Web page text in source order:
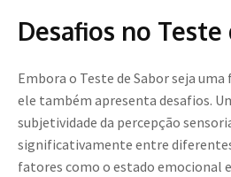
Desafios no Teste
Embora o Teste de Sabor seja
ele também apresenta desafios.
subjetividade da percepção
significativamente entre
fatores como o estado emocional